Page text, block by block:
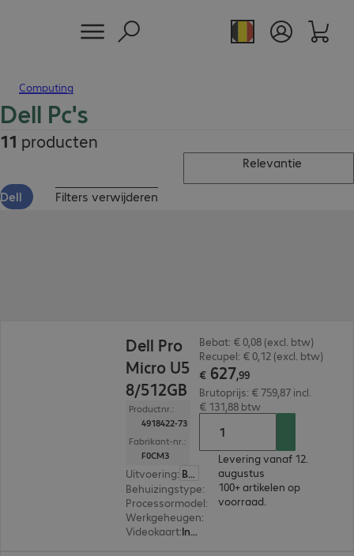
Computing
Dell Pc's
11 producten
Relevantie
Dell Filters verwijderen
Dell Pro
Micro U5
8/512GB
Productnr.:
4918422-73
Fabrikant-nr.:
F0CM3
Uitvoering:
België (Nederlands)
Behuizingstype: Micro housing
Processormodel: Intel Core Ultra 5 235T, 2,2
Werkgeheugen:
Videokaart: Intel Graphics
Bebat: € 0,08 (excl. btw)
Recupel: € 0,12 (excl. btw)
€ 627,99
Brutoprijs: € 759,87 incl.
€ 131,88 btw
Levering vanaf 12.
augustus
100+ artikelen op
voorraad.